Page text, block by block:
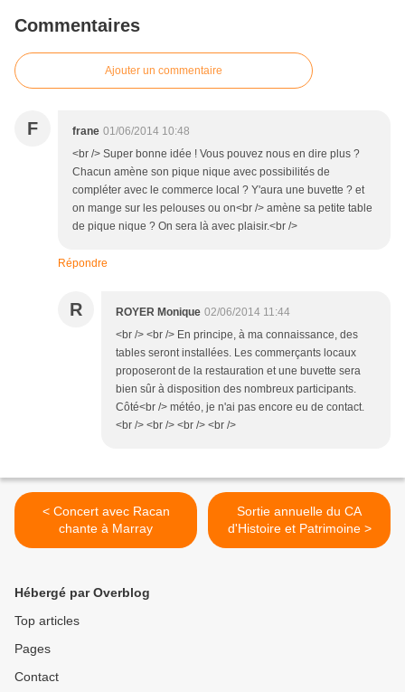
Commentaires
Ajouter un commentaire
F frane 01/06/2014 10:48
<br /> Super bonne idée ! Vous pouvez nous en dire plus ?
Chacun amène son pique nique avec possibilités de
compléter avec le commerce local ? Y'aura une buvette ? et
on mange sur les pelouses ou on<br /> amène sa petite table
de pique nique ? On sera là avec plaisir.<br />
Répondre
R ROYER Monique 02/06/2014 11:44
<br /> <br /> En principe, à ma connaissance, des
tables seront installées. Les commerçants locaux
proposeront de la restauration et une buvette sera
bien sûr à disposition des nombreux participants.
Côté<br /> météo, je n'ai pas encore eu de contact.
<br /> <br /> <br /> <br />
< Concert avec Racan
chante à Marray
Sortie annuelle du CA
d'Histoire et Patrimoine >
Hébergé par Overblog
Top articles
Pages
Contact